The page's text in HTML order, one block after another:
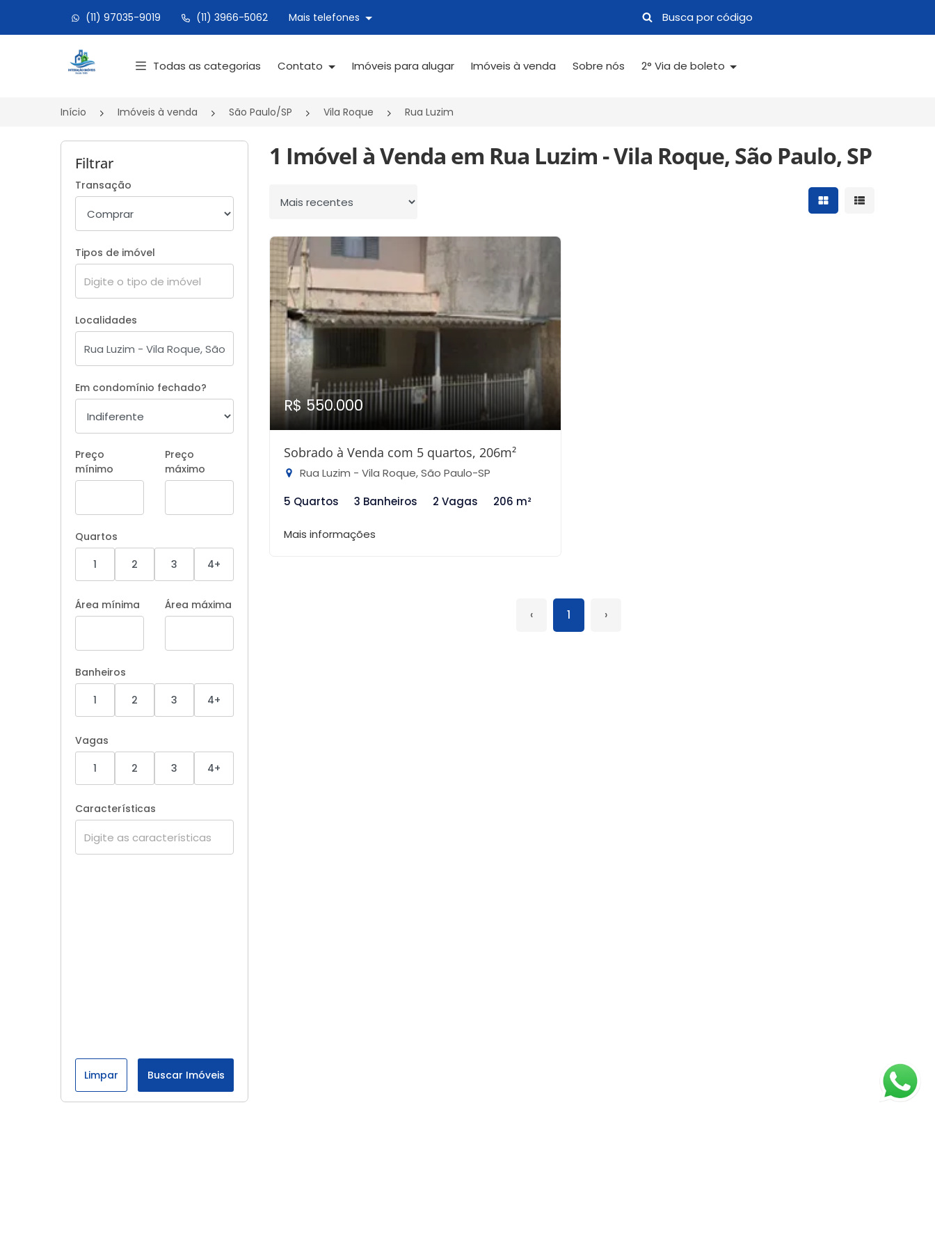
(11) 97035-9019 (11) 3966-5062 Mais telefones
Página inicial
Todas as categorias Contato Imóveis para alugar Imóveis à venda Sobre nós 2° Via de boleto
Início Imóveis à venda São Paulo/SP Vila Roque Rua Luzim
Filtrar
Transação
Tipos de imóvel
Localidades
Em condomínio fechado?
Preço
mínimo
Preço
máximo
Quartos
1
2 3 4+
Área mínima Área máxima
Banheiros
1
2 3 4+
Vagas
1
2 3 4+
Características
Limpar Buscar Imóveis
1 Imóvel à Venda em Rua Luzim - Vila Roque, São Paulo, SP
Ordenar por Mostrar resultados
Mostrar
R$ 550.000
Sobrado à Venda com 5 quartos, 206m²
Rua Luzim - Vila Roque, São Paulo-SP
5 Quartos
3 Banheiros 2 Vagas 206 m²
Mais informações
‹ 1 ›